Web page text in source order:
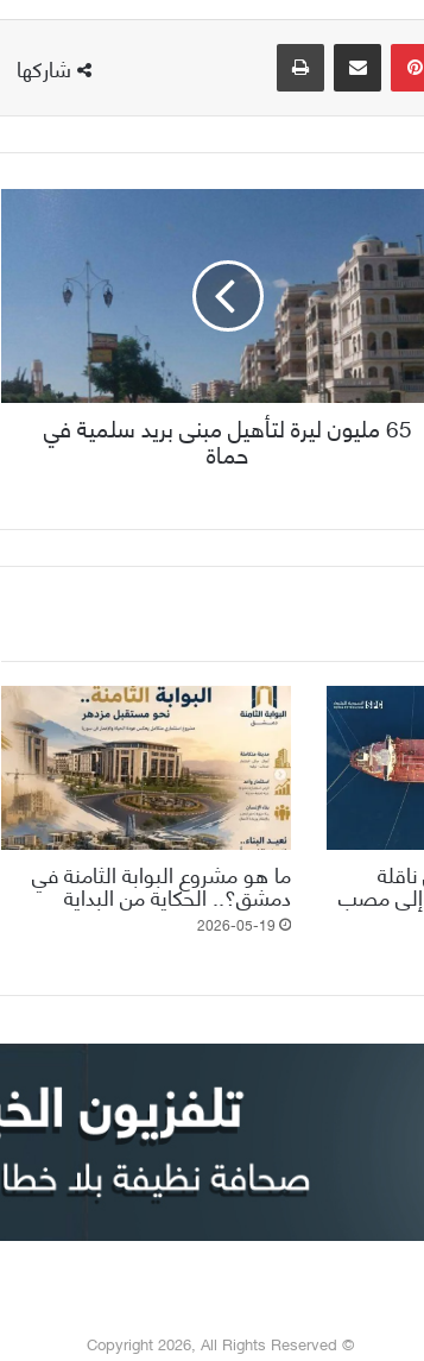
شاركها
بينتيريست مشاركة عبر البريد طباعة
65 مليون ليرة لتأهيل مبنى بريد سلمية في
حماة
إلى مصب
ما هو مشروع البوابة الثامنة في
دمشق؟.. الحكاية من البداية
2026-05-19
© Copyright 2026, All Rights Reserved